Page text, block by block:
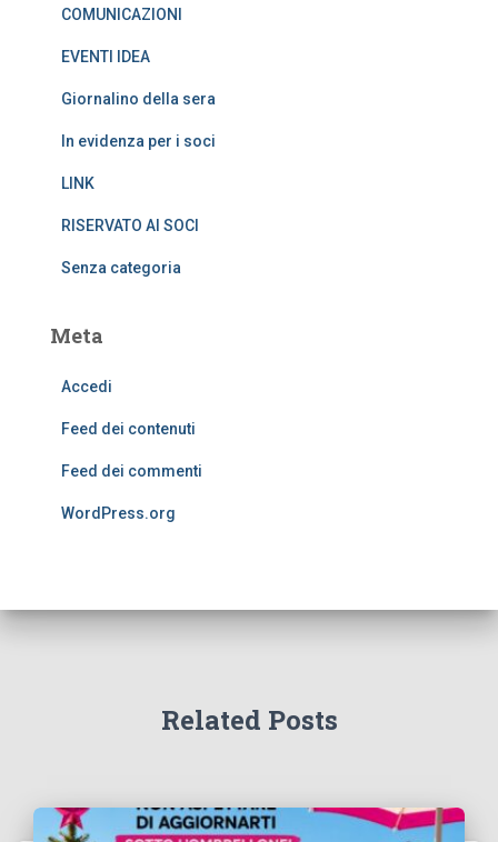
COMUNICAZIONI
EVENTI IDEA
Giornalino della sera
In evidenza per i soci
LINK
RISERVATO AI SOCI
Senza categoria
Meta
Accedi
Feed dei contenuti
Feed dei commenti
WordPress.org
Related Posts